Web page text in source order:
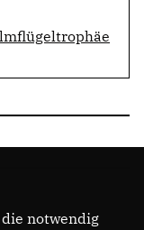
die notwendig